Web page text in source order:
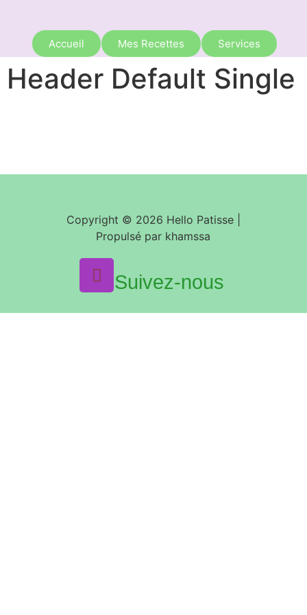
Accueil Mes Recettes Services
Header Default Single
Copyright © 2026 Hello Patisse |
Propulsé par khamssa
Suivez-nous